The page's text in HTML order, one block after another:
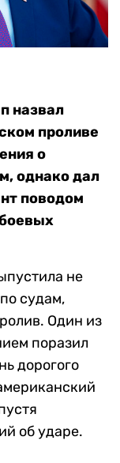
назвал
проливе
о
однако дал
поводом
не
судам,
Один из
поразил
дорогого
об ударе.